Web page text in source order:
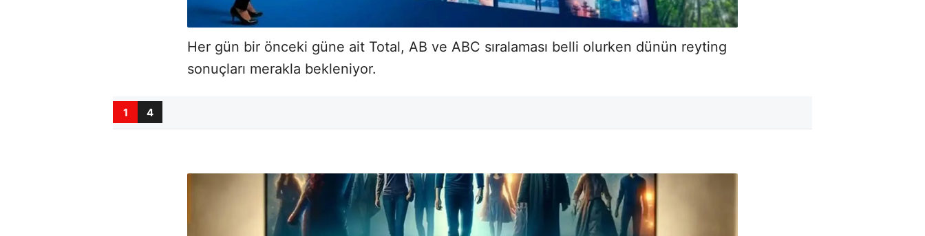
Her gün bir önceki güne ait Total, AB ve ABC sıralaması belli olurken dünün reyting
sonuçları merakla bekleniyor.
1 4